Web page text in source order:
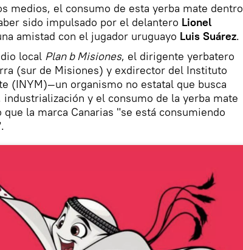
medios, el consumo de esta yerba mate dentro
sido impulsado por el delantero Lionel
amistad con el jugador uruguayo Luis Suárez.
local Plan b Misiones, el dirigente yerbatero
(sur de Misiones) y exdirector del Instituto
(INYM)—un organismo no estatal que busca
y el consumo de la yerba mate
la marca Canarias "se está consumiendo